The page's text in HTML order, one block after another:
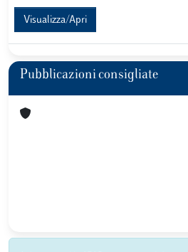
Visualizza/Apri
Pubblicazioni consigliate